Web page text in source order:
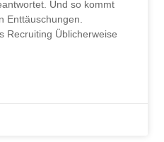
Und so kommt
Enttäuschungen.
Recruiting Üblicherweise